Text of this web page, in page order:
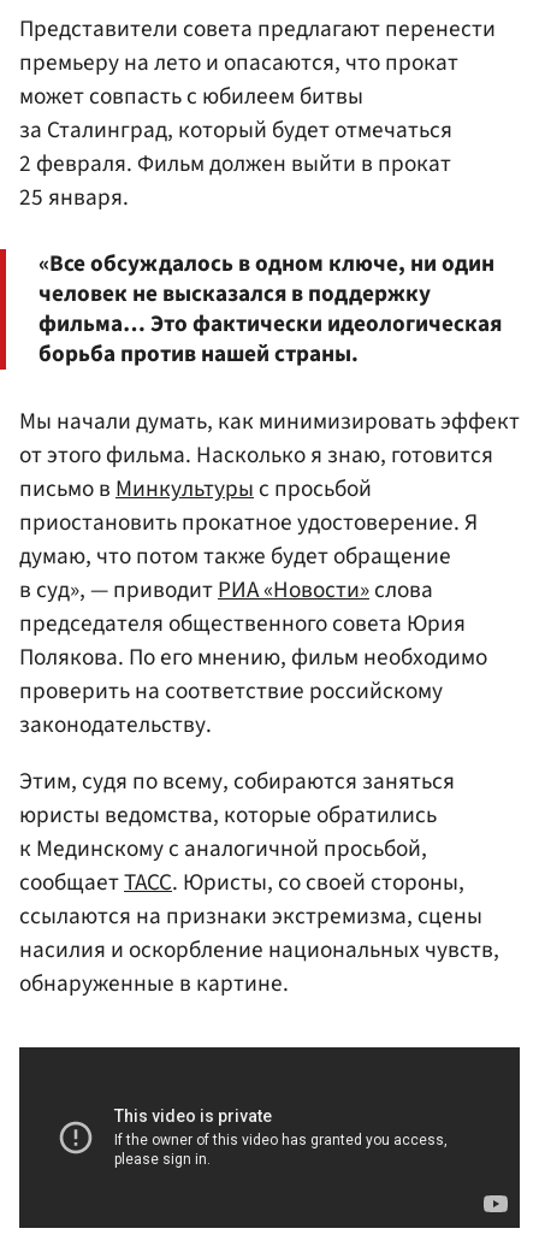
Представители совета предлагают перенести
премьеру на лето и опасаются, что прокат
может совпасть с юбилеем битвы
за Сталинград, который будет отмечаться
2 февраля. Фильм должен выйти в прокат
25 января.
«Все обсуждалось в одном ключе, ни один
человек не высказался в поддержку
фильма… Это фактически идеологическая
борьба против нашей страны.
Мы начали думать, как минимизировать эффект
от этого фильма. Насколько я знаю, готовится
письмо вМинкультурыс просьбой
приостановить прокатное удостоверение. Я
думаю, что потом также будет обращение
в суд», — приводитРИА «Новости»слова
председателя общественного совета Юрия
Полякова. По его мнению, фильм необходимо
проверить на соответствие российскому
законодательству.
Этим, судя по всему, собираются заняться
юристы ведомства, которые обратились
к Мединскому с аналогичной просьбой,
сообщаетТАСС. Юристы, со своей стороны,
ссылаются на признаки экстремизма, сцены
насилия и оскорбление национальных чувств,
обнаруженные в картине.